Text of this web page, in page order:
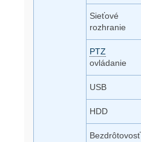
Sieťové
rozhranie
PTZ
ovládanie
USB
HDD
Bezdrôtovosť